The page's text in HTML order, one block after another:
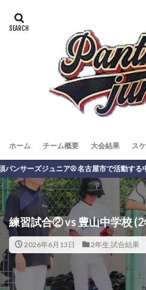
ホーム チーム概要 大会結果 ス
ズジュニア⚾️ 名古屋市で活動する中学軟式
練習試合② vs 豊山中学校 (2
2026年6月13日 2年生 試合結果